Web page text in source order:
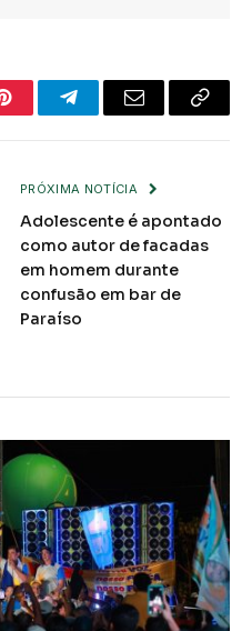
PinterestTelegrama
E-
Copiar
PRÓXIMA NOTÍCIA
Adolescente é apontado
como autor de facadas
em homem durante
confusão em bar de
Paraíso